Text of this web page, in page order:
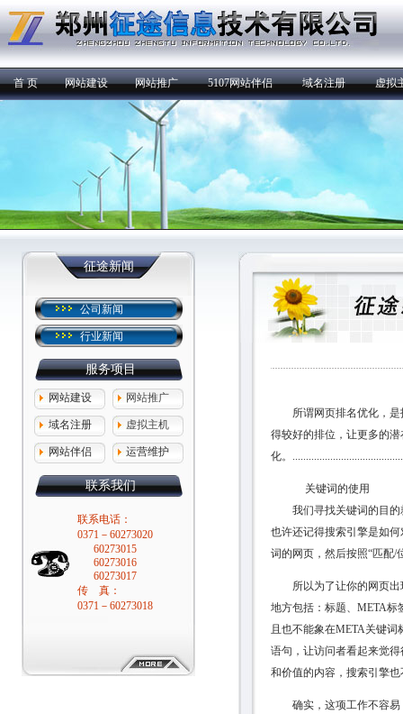
首 页 网站建设 网站推广 5107网站伴侣 域名注册 虚拟
征途新闻
公司新闻
行业新闻
服务项目
网站建设 网站推广
域名注册 虚拟主机
网站伴侣 运营维护
联系我们
联系电话：
0371－60273020
60273015
60273016
60273017
传 真：
0371－60273018
所谓网页排名优化，是
得较好的排位，让更多的
化。
关键词的使用
我们寻找关键词的目的
也许还记得搜索引擎是如
词的网页，然后按照“匹配/
所以为了让你的网页出
地方包括：标题、META标
且也不能象在META关键
语句，让访问者看起来觉
和价值的内容，搜索引擎
确实，这项工作不容易